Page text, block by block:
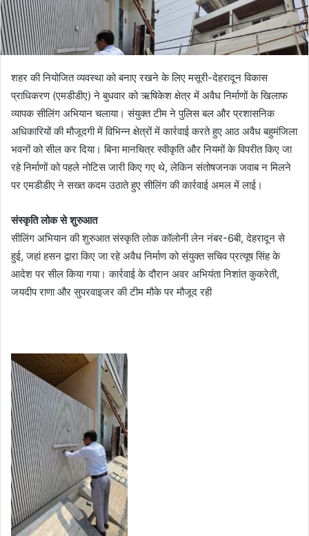
शहर की नियोजित व्यवस्था को बनाए रखने के लिए मसूरी-देहरादून विकास
प्राधिकरण (एमडीडीए) ने बुधवार को ऋषिकेश क्षेत्र में अवैध निर्माणों के खिलाफ
व्यापक सीलिंग अभियान चलाया। संयुक्त टीम ने पुलिस बल और प्रशासनिक
अधिकारियों की मौजूदगी में विभिन्न क्षेत्रों में कार्रवाई करते हुए आठ अवैध बहुमंजिला
भवनों को सील कर दिया। बिना मानचित्र स्वीकृति और नियमों के विपरीत किए जा
रहे निर्माणों को पहले नोटिस जारी किए गए थे, लेकिन संतोषजनक जवाब न मिलने
पर एमडीडीए ने सख्त कदम उठाते हुए सीलिंग की कार्रवाई अमल में लाई।
संस्कृति लोक से शुरुआत
सीलिंग अभियान की शुरुआत संस्कृति लोक कॉलोनी लेन नंबर-6बी, देहरादून से
हुई, जहां हसन द्वारा किए जा रहे अवैध निर्माण को संयुक्त सचिव प्रत्यूष सिंह के
आदेश पर सील किया गया। कार्रवाई के दौरान अवर अभियंता निशांत कुकरेती,
जयदीप राणा और सुपरवाइजर की टीम मौके पर मौजूद रही